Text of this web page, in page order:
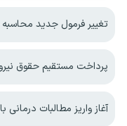
تغییر فرمول جدید محاسبه حقوق سال
پرداخت مستقیم حقوق
آغاز واریز مطالبات درمانی